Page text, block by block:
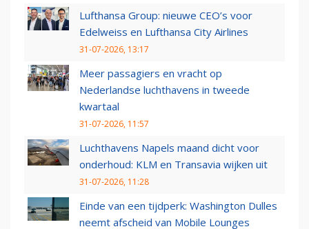
Lufthansa Group: nieuwe CEO’s voor
Edelweiss en Lufthansa City Airlines
31-07-2026, 13:17
Meer passagiers en vracht op
Nederlandse luchthavens in tweede
kwartaal
31-07-2026, 11:57
Luchthavens Napels maand dicht voor
onderhoud: KLM en Transavia wijken uit
31-07-2026, 11:28
Einde van een tijdperk: Washington Dulles
neemt afscheid van Mobile Lounges